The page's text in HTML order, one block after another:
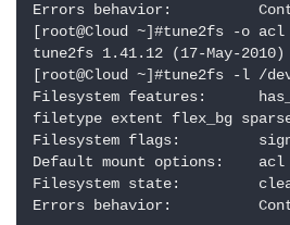
Errors behavior:
[root@Cloud ~]#tune2fs -o
tune2fs 1.41.12 (17-May-2010)
[root@Cloud ~]#tune2fs -l /
Filesystem features:
filetype extent flex_bg
Filesystem flags:
Default mount options:    acl
Filesystem state:
Errors behavior: